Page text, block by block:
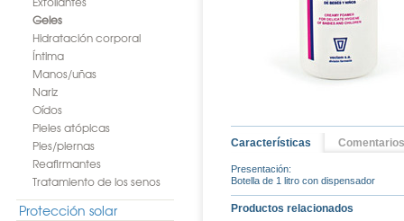
Geles
Hidratación corporal
Íntima
Manos/uñas
Nariz
Oídos
Pieles atópicas
Pies/piernas
Reafirmantes
Tratamiento de los senos
Protección solar
Características Comentarios
Presentación:
Botella de 1 litro con dispensador
Productos relacionados